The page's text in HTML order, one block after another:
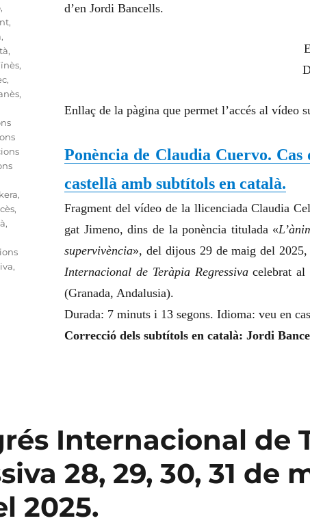
d’en Jordi Bancells.
Enllaç de la pàgina que permet l’accés al vídeo
Ponència de Claudia Cuervo. Cas
castellà amb subtítols en català.
Fragment del vídeo de la llicenciada Claudia
gat Jimeno, dins de la ponència titulada «
supervivència», del dijous 29 de maig del
Internacional de Teràpia Regressivacelebrat al
(Granada, Andalusia).
Durada: 7 minuts i 13 segons. Idioma: veu en
Correcció dels subtítols en català: Jordi
,
,
,
,
,
,
,
,
,
,
,
Internacional de
28, 29, 30, 31 de
2025.